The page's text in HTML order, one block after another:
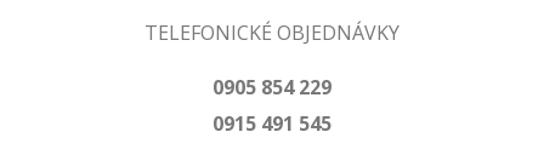
TELEFONICKÉ OBJEDNÁVKY
0905 854 229
0915 491 545